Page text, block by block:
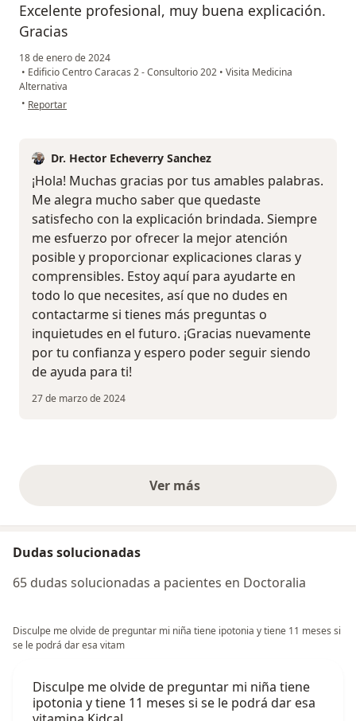
Excelente profesional, muy buena explicación.
Gracias
18 de enero de 2024
• Edificio Centro Caracas 2 - Consultorio 202 • Visita Medicina
Alternativa
• en opinión del usuario M.A
Reportar
Dr. Hector Echeverry Sanchez
¡Hola! Muchas gracias por tus amables palabras.
Me alegra mucho saber que quedaste
satisfecho con la explicación brindada. Siempre
me esfuerzo por ofrecer la mejor atención
posible y proporcionar explicaciones claras y
comprensibles. Estoy aquí para ayudarte en
todo lo que necesites, así que no dudes en
contactarme si tienes más preguntas o
inquietudes en el futuro. ¡Gracias nuevamente
por tu confianza y espero poder seguir siendo
de ayuda para ti!
27 de marzo de 2024
Ver másopiniones anteriores
Dudas solucionadas
65 dudas solucionadas a pacientes en Doctoralia
Disculpe me olvide de preguntar mi niña tiene ipotonia y tiene 11 meses si
se le podrá dar esa vitam
Disculpe me olvide de preguntar mi niña tiene
ipotonia y tiene 11 meses si se le podrá dar esa